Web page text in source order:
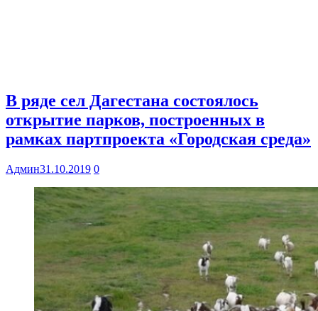
В ряде сел Дагестана состоялось
открытие парков, построенных в
рамках партпроекта «Городская среда»
Админ31.10.2019 0